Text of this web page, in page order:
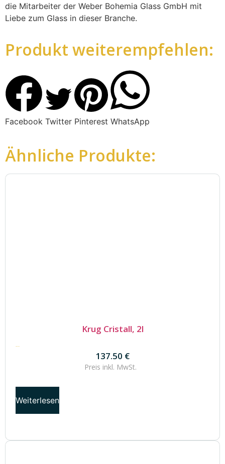
die Mitarbeiter der Weber Bohemia Glass GmbH mit
Liebe zum Glass in dieser Branche.
Produkt weiterempfehlen:
Facebook Twitter Pinterest WhatsApp
Ähnliche Produkte:
Krug Cristall, 2l
137.50 €
137.50 €
Preis inkl. MwSt.
Weiterlesen